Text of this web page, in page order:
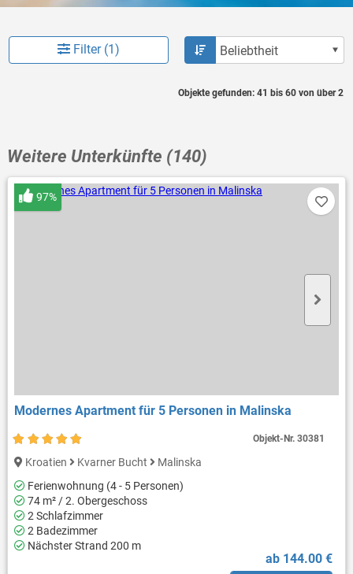
Filter (1)
Objekte gefunden: 41 bis 60 von über 2
Weitere Unterkünfte (140)
Modernes Apartment für 5 Personen in Malinska
97%
Kroatien Kvarner Bucht
Malinska
Ferienwohnung (4 - 5 Personen)
74 m² / 2. Obergeschoss
2 Schlafzimmer
2 Badezimmer
Nächster Strand 200 m
ab 144.00 €
Objekt-Nr.30381